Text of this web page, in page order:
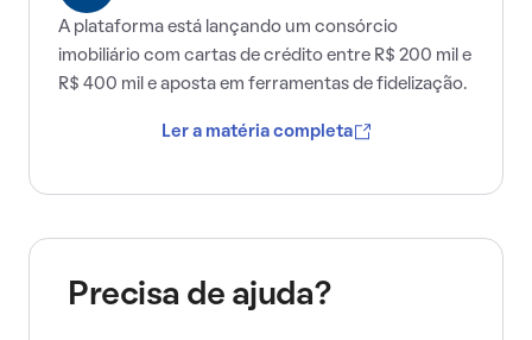
A plataforma está lançando um consórcio
imobiliário com cartas de crédito entre R$ 200 mil e
R$ 400 mil e aposta em ferramentas de fidelização.
Ler a matéria completa
Precisa de ajuda?